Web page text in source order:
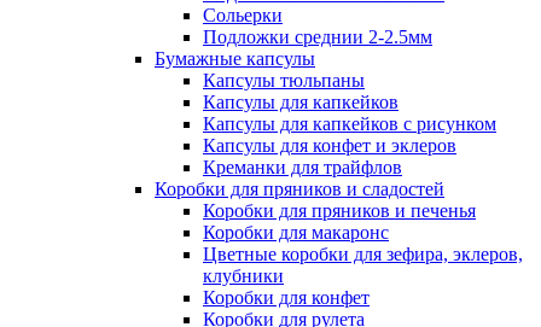
Сольерки
Подложки среднии 2-2.5мм
Бумажные капсулы
Капсулы тюльпаны
Капсулы для капкейков
Капсулы для капкейков с рисунком
Капсулы для конфет и эклеров
Креманки для трайфлов
Коробки для пряников и сладостей
Коробки для пряников и печенья
Коробки для макаронс
Цветные коробки для зефира, эклеров,
клубники
Коробки для конфет
Коробки для рулета